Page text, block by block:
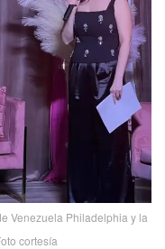
Venezuela Philadelphia y la
cortesía